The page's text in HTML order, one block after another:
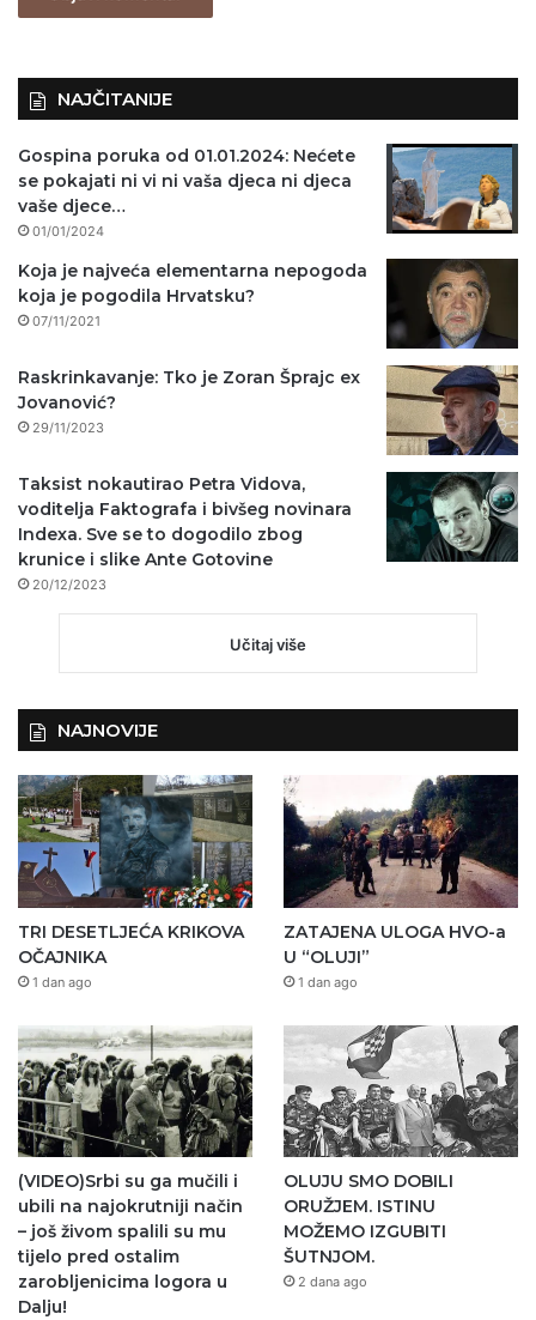
NAJČITANIJE
Gospina poruka od 01.01.2024: Nećete
se pokajati ni vi ni vaša djeca ni djeca
vaše djece…
01/01/2024
Koja je najveća elementarna nepogoda
koja je pogodila Hrvatsku?
07/11/2021
Raskrinkavanje: Tko je Zoran Šprajc ex
Jovanović?
29/11/2023
Taksist nokautirao Petra Vidova,
voditelja Faktografa i bivšeg novinara
Indexa. Sve se to dogodilo zbog
krunice i slike Ante Gotovine
20/12/2023
Učitaj više
NAJNOVIJE
TRI DESETLJEĆA KRIKOVA
OČAJNIKA
1 dan ago
ZATAJENA ULOGA HVO-a
U “OLUJI”
1 dan ago
(VIDEO)Srbi su ga mučili i
ubili na najokrutniji način
– još živom spalili su mu
tijelo pred ostalim
zarobljenicima logora u
Dalju!
OLUJU SMO DOBILI
ORUŽJEM. ISTINU
MOŽEMO IZGUBITI
ŠUTNJOM.
2 dana ago